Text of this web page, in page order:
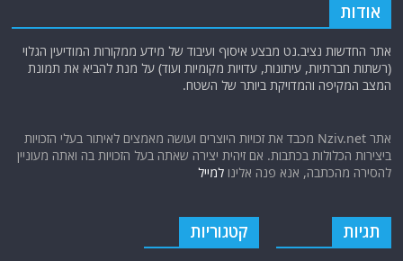
אודות
אתר החדשות נציב.נט מבצע איסוף ועיבוד של מידע ממקורות המודיעין הגלוי
(רשתות חברתיות, עיתונות, עדויות מקומיות ועוד) על מנת להביא את תמונת
המצב המקיפה והמדויקת ביותר של השטח.
אתר Nziv.net מכבד את זכויות היוצרים ועושה מאמצים לאיתור בעלי הזכויות
ביצירות הכלולות בכתבות. אם זיהית יצירה שאתה בעל הזכויות בה ואתה מעוניין
להסירה מהכתבה, אנא פנה אלינולמייל
תגיות קטגוריות